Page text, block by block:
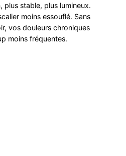
plus stable, plus lumineux.
moins essouflé. Sans
vos douleurs chroniques
moins fréquentes.